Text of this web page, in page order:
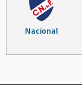
Nacional